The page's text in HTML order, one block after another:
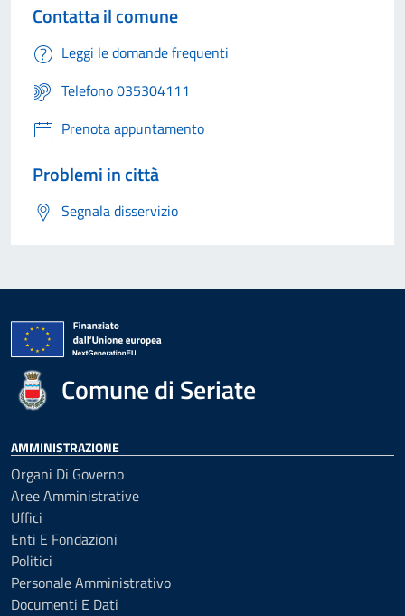
Contatta il comune
Leggi le domande frequenti
Telefono 035304111
Prenota appuntamento
Problemi in città
Segnala disservizio
Comune di Seriate
AMMINISTRAZIONE
Organi Di Governo
Aree Amministrative
Uffici
Enti E Fondazioni
Politici
Personale Amministrativo
Documenti E Dati